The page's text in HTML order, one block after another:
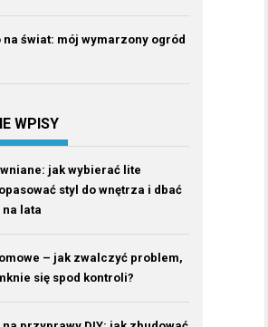
na świat: mój wymarzony ogród
WPISY
jak wybierać lite
styl do wnętrza i dbać
na lata
– jak zwalczyć problem,
się spod kontroli?